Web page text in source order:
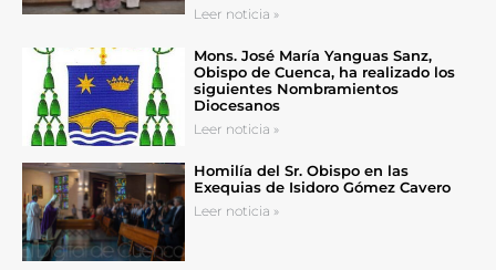
Leer noticia »
Mons. José María Yanguas Sanz,
Obispo de Cuenca, ha realizado los
siguientes Nombramientos
Diocesanos
Leer noticia »
Homilía del Sr. Obispo en las
Exequias de Isidoro Gómez Cavero
Leer noticia »